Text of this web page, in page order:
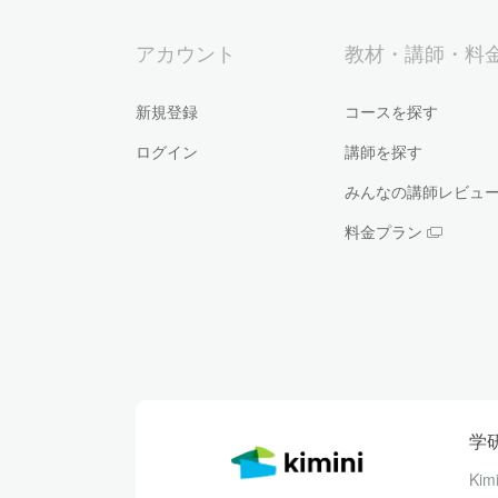
アカウント
新規登録
ログイン
教材・講師・料
コースを探す
講師を探す
みんなの講師レビュー
料金プラン
学